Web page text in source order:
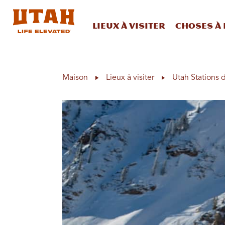
Lieux à visiter Choses
Maison Lieux à visiter Utah Stations